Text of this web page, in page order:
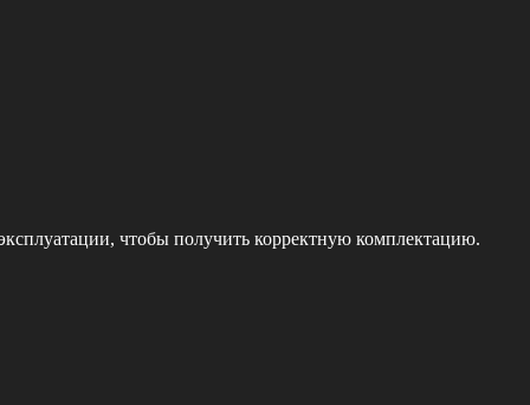
чтобы получить корректную комплектацию.